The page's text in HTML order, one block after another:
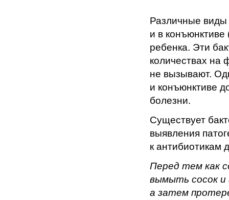
Различные виды
и в конъюнктиве
ребенка. Эти
количествах
не вызывают.
и конъюнктиве
болезни.
Существует
выявления
к антибиотикам
Перед тем как
вымыть сосок и
а затем